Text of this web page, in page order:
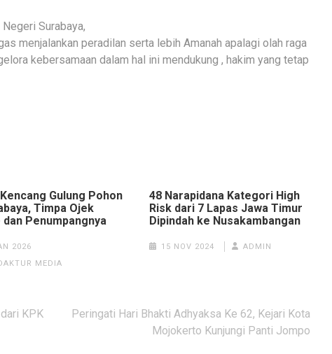
Surabaya,
menjalankan peradilan serta lebih Amanah apalagi olah raga
kebersamaan dalam hal ini mendukung , hakim yang tetap
Gulung Pohon
Timpa Ojek
dan Penumpangnya
2026
MEDIA
48 Narapidana Kategori High
Risk dari 7 Lapas Jawa Timur
Dipindah ke Nusakambangan
15 NOV 2024 ADMIN
KPK
Peringati Hari Bhakti Adhyaksa Ke 62, Kejari Kota
Mojokerto Kunjungi Panti Jompo